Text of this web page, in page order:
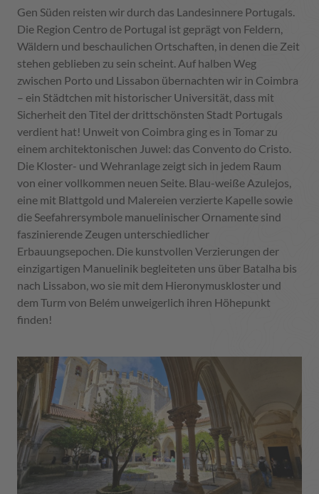
Gen Süden reisten wir durch das Landesinnere Portugals.
Die Region Centro de Portugal ist geprägt von Feldern,
Wäldern und beschaulichen Ortschaften, in denen die Zeit
stehen geblieben zu sein scheint. Auf halben Weg
zwischen Porto und Lissabon übernachten wir in Coimbra
– ein Städtchen mit historischer Universität, dass mit
Sicherheit den Titel der drittschönsten Stadt Portugals
verdient hat! Unweit von Coimbra ging es in Tomar zu
einem architektonischen Juwel: das Convento do Cristo.
Die Kloster- und Wehranlage zeigt sich in jedem Raum
von einer vollkommen neuen Seite. Blau-weiße Azulejos,
eine mit Blattgold und Malereien verzierte Kapelle sowie
die Seefahrersymbole manuelinischer Ornamente sind
faszinierende Zeugen unterschiedlicher
Erbauungsepochen. Die kunstvollen Verzierungen der
einzigartigen Manuelinik begleiteten uns über Batalha bis
nach Lissabon, wo sie mit dem Hieronymuskloster und
dem Turm von Belém unweigerlich ihren Höhepunkt
finden!